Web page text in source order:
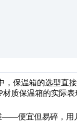
，保温箱的选型直
质保温箱的实际
——便宜但易碎，